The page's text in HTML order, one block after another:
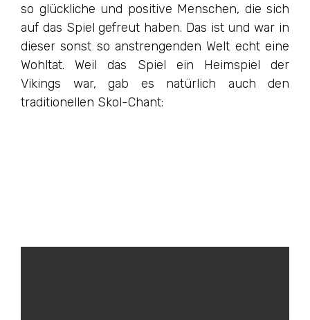
so glückliche und positive Menschen, die sich
auf das Spiel gefreut haben. Das ist und war in
dieser sonst so anstrengenden Welt echt eine
Wohltat. Weil das Spiel ein Heimspiel der
Vikings war, gab es natürlich auch den
traditionellen Skol-Chant: